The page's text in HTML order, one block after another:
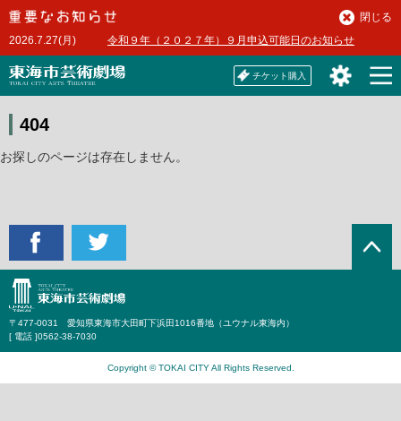
本
文
へ2026.7.27(月) 令和９年（２０２７年）９月申込可能日のお知らせ
閉じる
チケット購入
404
お探しのページは存在しません。
〒477-0031 愛知県東海市大田町下浜田1016番地（ユウナル東海内）
[ 電話 ]0562-38-7030
Copyright © TOKAI CITY All Rights Reserved.